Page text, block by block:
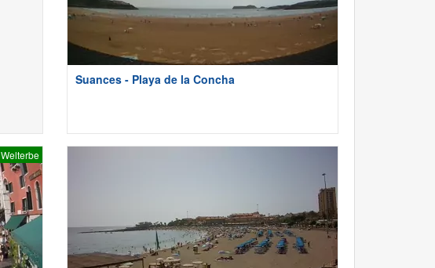
Suances - Playa de la Concha
Welterbe